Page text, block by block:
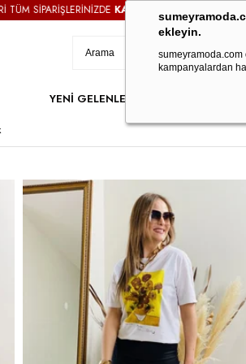
ekleyin.
sumeyramoda.com
kampanyalardan
KARGO ÜCRETSİZ!
YENİ GELENLER